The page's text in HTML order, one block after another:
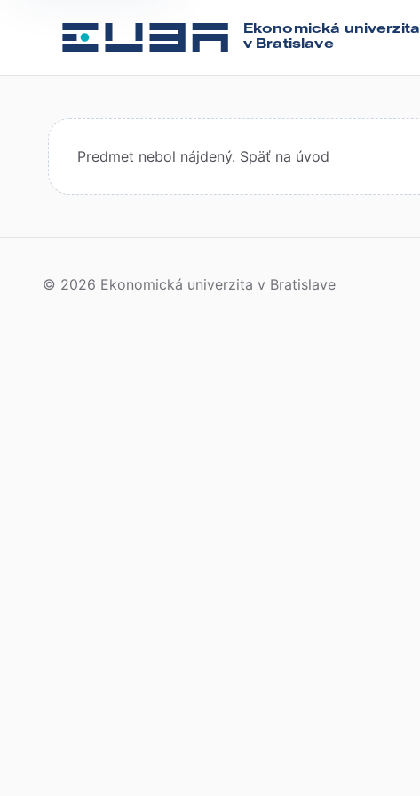
Ekonomická univerzita
v Bratislave
Predmet nebol nájdený. Späť na úvod
© 2026 Ekonomická univerzita v Bratislave